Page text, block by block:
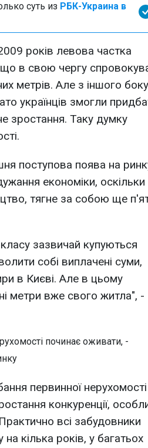
суть из РБК-Украина в
років левова частка
що в свою чергу
метрів. Але з іншого
українців змогли
зростання. Таку думку
поступова поява на
економіки, оскільки
тягне за собою ще
зазвичай купуються
собі виплачені суми,
в Києві. Але в цьому
метри вже свого житла", -
первинної нерухомості
конкуренції,
всі забудовники
кілька років, у багатьох